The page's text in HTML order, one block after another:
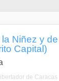
Niñez y
Capital)
de Caracas